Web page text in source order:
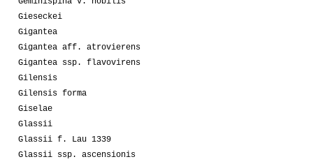
Gieseckei
Gigantea
Gigantea aff. atrovierens
Gigantea ssp. flavovirens
Gilensis
Gilensis forma
Giselae
Glassii
Glassii f. Lau 1339
Glassii ssp. ascensionis